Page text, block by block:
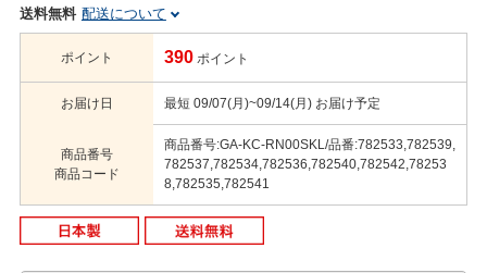
送料無料 配送について
ポイント 390 ポイント
お届け日 最短 09/07(月)~09/14(月) お届け予定
商品番号
商品コード
商品番号:GA-KC-RN00SKL/品番:782533,782539,
782537,782534,782536,782540,782542,78253
8,782535,782541